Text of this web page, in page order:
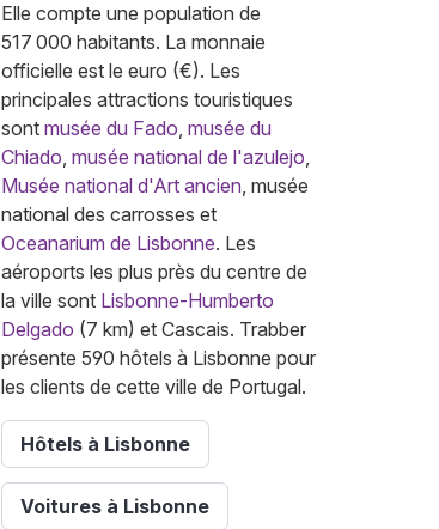
Elle compte une population de
517 000 habitants. La monnaie
officielle est le euro (€). Les
principales attractions touristiques
sont musée du Fado, musée du
Chiado, musée national de l'azulejo,
Musée national d'Art ancien, musée
national des carrosses et
Oceanarium de Lisbonne. Les
aéroports les plus près du centre de
la ville sont Lisbonne-Humberto
Delgado (7 km) et Cascais. Trabber
présente 590 hôtels à Lisbonne pour
les clients de cette ville de Portugal.
Hôtels à Lisbonne
Voitures à Lisbonne